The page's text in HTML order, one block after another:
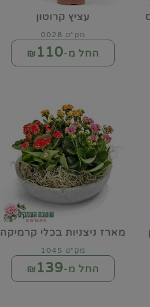
עציץ קרוטון
מק"ט 0028
החל מ-₪110
מארז ניצניות בכלי קרמיקה
מק"ט 1045
החל מ-₪139